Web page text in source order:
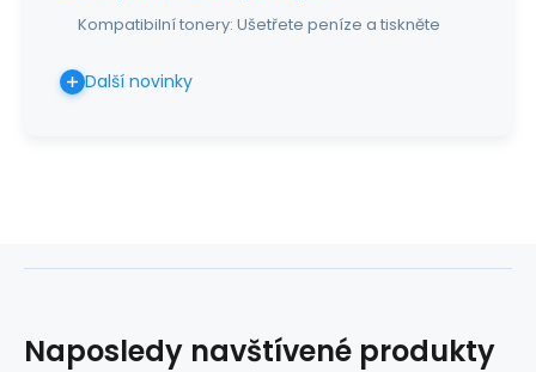
Kompatibilní tonery: Ušetřete peníze a tiskněte
Další novinky
Naposledy navštívené produkty